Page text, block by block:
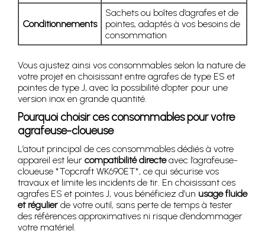
Conditionnements
Sachets ou boîtes d’agrafes et de
pointes, adaptés à vos besoins de
consommation
Vous ajustez ainsi vos consommables selon la nature de
votre projet en choisissant entre agrafes de type ES et
pointes de type J, avec la possibilité d’opter pour une
version inox en grande quantité.
Pourquoi choisir ces consommables pour votre
agrafeuse-cloueuse
L’atout principal de ces consommables dédiés à votre
appareil est leur compatibilité directeavec l’agrafeuse-
cloueuse *Topcraft WK690ET*, ce qui sécurise vos
travaux et limite les incidents de tir. En choisissant ces
agrafes ES et pointes J, vous bénéficiez d’un usage fluide
et régulierde votre outil, sans perte de temps à tester
des références approximatives ni risque d’endommager
votre matériel.